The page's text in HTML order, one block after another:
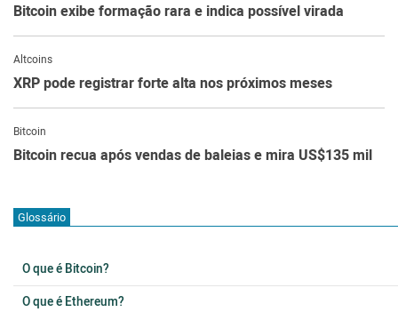
Bitcoin exibe formação rara e indica possível virada
Altcoins
XRP pode registrar forte alta nos próximos meses
Bitcoin
Bitcoin recua após vendas de baleias e mira US$135 mil
Glossário
O que é Bitcoin?
O que é Ethereum?